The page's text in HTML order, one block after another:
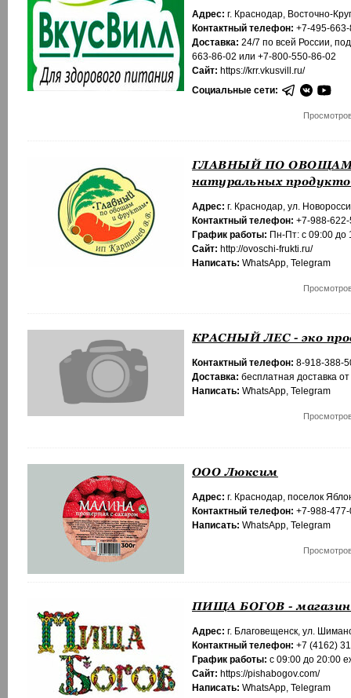
Адрес: г. Краснодар, Восточно-
Контактный телефон: +7-495-
Доставка: 24/7 по всей России,
663-86-02 или +7-800-550-86-02
Сайт: https://krr.vkusvill.ru/
Социальные сети:
ГЛАВНЫЙ ПО ОВОЩАМ
натуральных
Адрес: г. Краснодар, ул.
Контактный телефон: +7-988-
График работы: Пн-Пт: с 09:00 до
Сайт: http://ovoschi-frukti.ru/
Написать: WhatsApp, Telegram
КРАСНЫЙ ЛЕС - эко
Контактный телефон: 8-918-388-
Доставка: бесплатная доставка
Написать: WhatsApp, Telegram
ООО Люксим
Адрес: г. Краснодар, поселок
Контактный телефон: +7-988-
Написать: WhatsApp, Telegram
ПИЩА БОГОВ - магазин
Адрес: г. Благовещенск, ул.
Контактный телефон: +7 (4162)
График работы: с 09:00 до 20:00
Сайт: https://pishabogov.com/
Написать: WhatsApp, Telegram